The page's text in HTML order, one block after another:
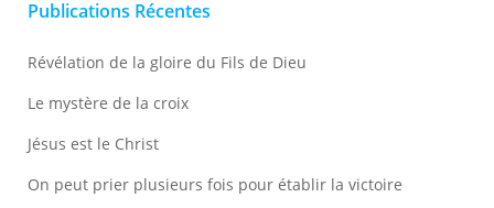
Publications Récentes
Révélation de la gloire du Fils de Dieu
Le mystère de la croix
Jésus est le Christ
On peut prier plusieurs fois pour établir la victoire